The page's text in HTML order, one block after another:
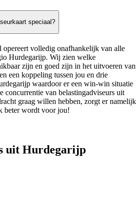
speciaal?
opereert volledig onafhankelijk van alle
Hurdegarijp. Wij zien welke
zijn en goed zijn in het uitvoeren van
een koppeling tussen jou en drie
waardoor er een win-win situatie
concurrentie van belastingadviseurs uit
graag willen hebben, zorgt er namelijk
beter wordt voor jou!
uit Hurdegarijp